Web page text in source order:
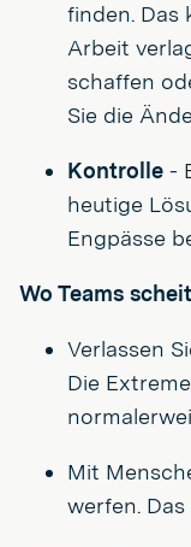
finden. Das
Arbeit
schaffen
Sie die
Kontrolle -
heutige
Engpässe
Wo Teams
Verlassen
Die
Mit
werfen.